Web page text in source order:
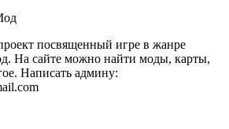
посвященный игре в жанре
На сайте можно найти моды, карты,
Написать админу: